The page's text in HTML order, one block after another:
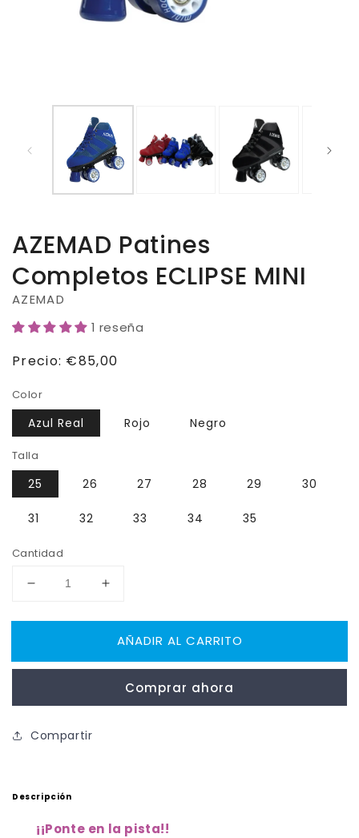
AZEMAD Patines
Completos ECLIPSE MINI
AZEMAD
1 reseña
Precio
Precio: €85,00
Color
Azul Real Rojo Negro
Talla
25 26 27 28 29 30
31 32 33 34 35
Cantidad
Reducir
para
Completos
MINI
Aumentar
para
AZEMAD
Completos
ECLIPSE
MINI
AÑADIR AL CARRITO
Comprar ahora
Compartir
Descripción
¡¡Ponte en la pista!!